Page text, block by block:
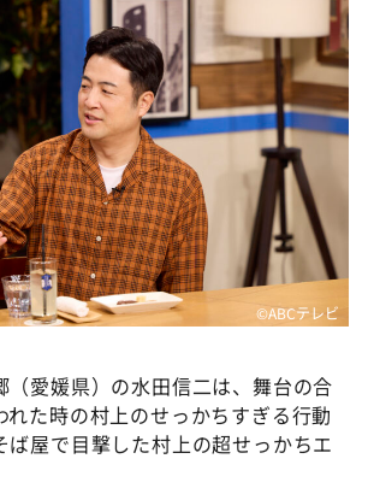
©ABCテレビ
（愛媛県）の水田信二は、舞台の合
れた時の村上のせっかちすぎる行動
ば屋で目撃した村上の超せっかちエ